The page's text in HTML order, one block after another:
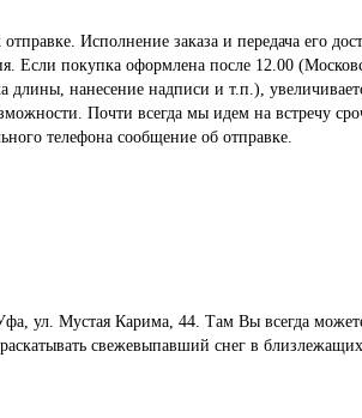
Исполнение заказа и передача его
Если покупка оформлена после 12.00
нанесение надписи и т.п.),
Почти всегда мы идем на встречу
телефона сообщение об отправке.
ул. Мустая Карима, 44. Там Вы всегда
свежевыпавший снег в